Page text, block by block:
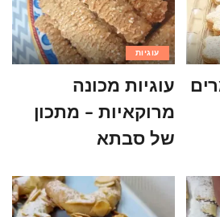
עוגיות
עוגיות מכונה
מרוקאיות – מתכון
של סבתא